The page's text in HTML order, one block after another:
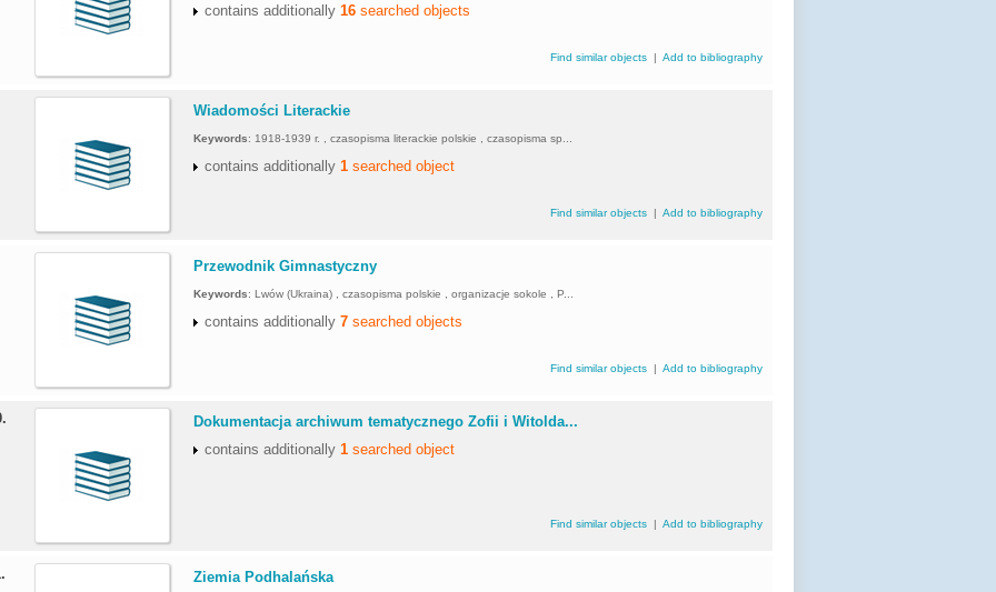
contains additionally16 searched objects
Find similar objects |Add to bibliography
Wiadomości Literackie
Keywords: 1918-1939 r. , czasopisma literackie polskie , czasopisma sp...
contains additionally1 searched object
Find similar objects |Add to bibliography
Przewodnik Gimnastyczny
Keywords:Lwów (Ukraina) , czasopisma polskie , organizacje sokole , P...
contains additionally7 searched objects
Find similar objects |Add to bibliography
Dokumentacja archiwum tematycznego Zofii i Witolda...
contains additionally1 searched object
Find similar objects |Add to bibliography
Ziemia Podhalańska